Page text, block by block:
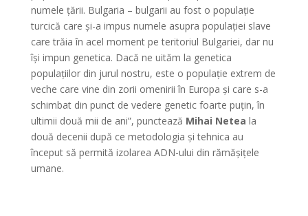
numele țării. Bulgaria – bulgarii au fost o populație
turcică care și-a impus numele asupra populației slave
care trăia în acel moment pe teritoriul Bulgariei, dar nu
își impun genetica. Dacă ne uităm la genetica
populațiilor din jurul nostru, este o populație extrem de
veche care vine din zorii omenirii în Europa și care s-a
schimbat din punct de vedere genetic foarte puțin, în
ultimii două mii de ani”, punctează Mihai Netea la
două decenii după ce metodologia și tehnica au
început să permită izolarea ADN-ului din rămășițele
umane.